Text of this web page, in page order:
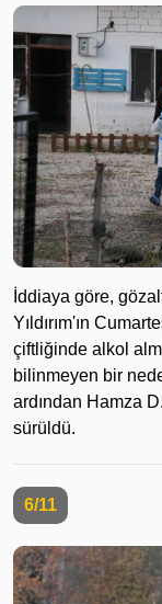
İddiaya göre,
Yıldırım'ın
çiftliğinde alkol
bilinmeyen bir
ardından Hamza
sürüldü.
6/11